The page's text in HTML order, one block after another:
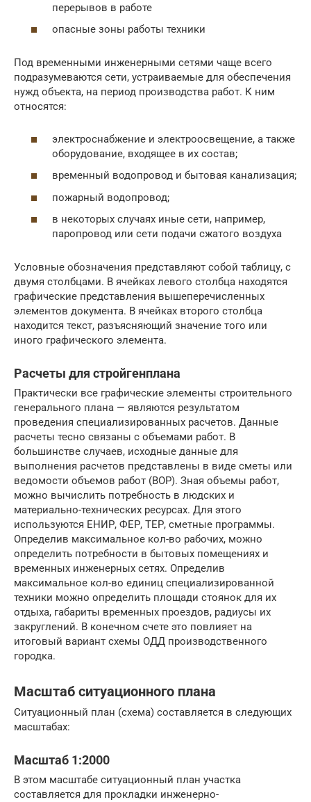
перерывов в работе
опасные зоны работы техники
Под временными инженерными сетями чаще всего
подразумеваются сети, устраиваемые для обеспечения
нужд объекта, на период производства работ. К ним
относятся:
электроснабжение и электроосвещение, а также
оборудование, входящее в их состав;
временный водопровод и бытовая канализация;
пожарный водопровод;
в некоторых случаях иные сети, например,
паропровод или сети подачи сжатого воздуха
Условные обозначения представляют собой таблицу, с
двумя столбцами. В ячейках левого столбца находятся
графические представления вышеперечисленных
элементов документа. В ячейках второго столбца
находится текст, разъясняющий значение того или
иного графического элемента.
Расчеты для стройгенплана
Практически все графические элементы строительного
генерального плана — являются результатом
проведения специализированных расчетов. Данные
расчеты тесно связаны с объемами работ. В
большинстве случаев, исходные данные для
выполнения расчетов представлены в виде сметы или
ведомости объемов работ (ВОР). Зная объемы работ,
можно вычислить потребность в людских и
материально-технических ресурсах. Для этого
используются ЕНИР, ФЕР, ТЕР, сметные программы.
Определив максимальное кол-во рабочих, можно
определить потребности в бытовых помещениях и
временных инженерных сетях. Определив
максимальное кол-во единиц специализированной
техники можно определить площади стоянок для их
отдыха, габариты временных проездов, радиусы их
закруглений. В конечном счете это повлияет на
итоговый вариант схемы ОДД производственного
городка.
Масштаб ситуационного плана
Ситуационный план (схема) составляется в следующих
масштабах:
Масштаб 1:2000
В этом масштабе ситуационный план участка
составляется для прокладки инженерно-